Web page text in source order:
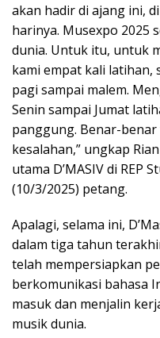
akan hadir di ajang ini,
harinya. Musexpo 2025
dunia. Untuk itu, untuk
kami empat kali latihan,
pagi sampai malem.
Senin sampai Jumat
panggung. Benar-
kesalahan,” ungkap
utama D’MASIV di REP
(10/3/2025) petang.
Apalagi, selama ini,
dalam tiga tahun
telah mempersiapkan
berkomunikasi bahasa
masuk dan menjalin
musik dunia.